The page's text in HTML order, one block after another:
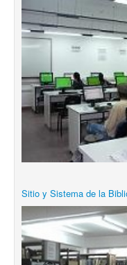
Sitio y Sistema de la